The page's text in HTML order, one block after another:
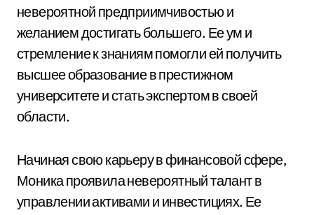
невероятной предприимчивостью и
желанием достигать большего. Ее ум и
стремление к знаниям помогли ей получить
высшее образование в престижном
университете и стать экспертом в своей
области.
Начиная свою карьеру в финансовой сфере,
Моника проявила невероятный талант в
управлении активами и инвестициях. Ее